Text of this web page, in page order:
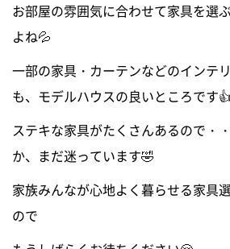
お部屋の雰囲気に合わせて家具を選
よね💦
一部の家具・カーテンなどのインテ
も、モデルハウスの良いところです👍
ステキな家具がたくさんあるので・
か、まだ迷っています🤣
家族みんなが心地よく暮らせる家具
ので